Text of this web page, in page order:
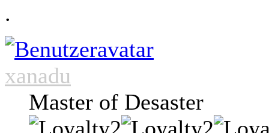
.
xanadu
Master of Desaster